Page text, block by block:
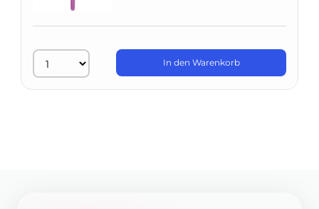
In den Warenkorb